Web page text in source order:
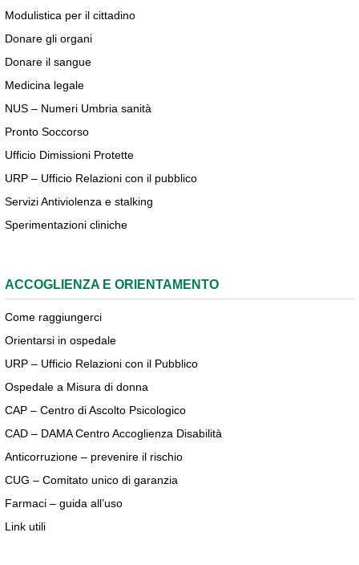
Modulistica per il cittadino
Donare gli organi
Donare il sangue
Medicina legale
NUS – Numeri Umbria sanità
Pronto Soccorso
Ufficio Dimissioni Protette
URP – Ufficio Relazioni con il pubblico
Servizi Antiviolenza e stalking
Sperimentazioni cliniche
ACCOGLIENZA E ORIENTAMENTO
Come raggiungerci
Orientarsi in ospedale
URP – Ufficio Relazioni con il Pubblico
Ospedale a Misura di donna
CAP – Centro di Ascolto Psicologico
CAD – DAMA Centro Accoglienza Disabilità
Anticorruzione – prevenire il rischio
CUG – Comitato unico di garanzia
Farmaci – guida all’uso
Link utili